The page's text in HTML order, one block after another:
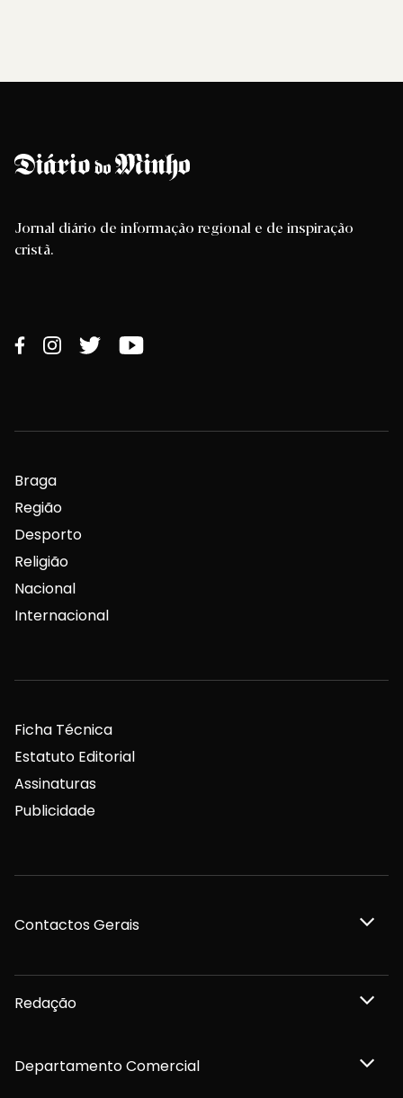
Jornal diário de informação regional e de inspiração
cristã.
Braga
Região
Desporto
Religião
Nacional
Internacional
Ficha Técnica
Estatuto Editorial
Assinaturas
Publicidade
Contactos Gerais
Redação
Departamento Comercial